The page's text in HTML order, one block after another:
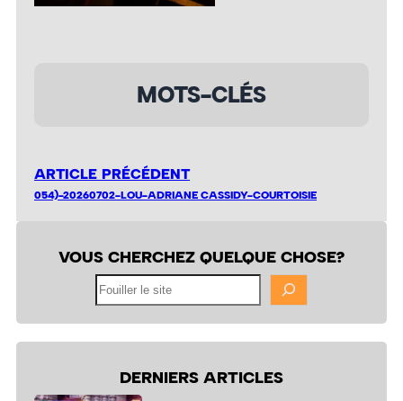
MOTS-CLÉS
ARTICLE PRÉCÉDENT
054)-20260702-LOU-ADRIANE CASSIDY-COURTOISIE
VOUS CHERCHEZ QUELQUE CHOSE?
DERNIERS ARTICLES